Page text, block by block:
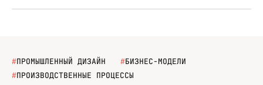
#ПРОМЫШЛЕННЫЙ ДИЗАЙН #БИЗНЕС-МОДЕЛИ
#ПРОИЗВОДСТВЕННЫЕ ПРОЦЕССЫ